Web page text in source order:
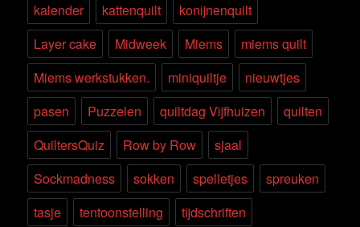
kalender
kattenquilt
konijnenquilt
Layer cake
Midweek Miems
miems quilt
Miems werkstukken.
miniquiltje
nieuwtjes
pasen
Puzzelen quiltdag Vijfhuizen
quilten
QuiltersQuiz
Row by Row
sjaal
Sockmadness
sokken spelletjes
spreuken
tasje
tentoonstelling tijdschriften